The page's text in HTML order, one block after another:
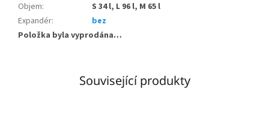
Související produkty
Objem:
S 34 l, L 96 l, M 65 l
Expandér:
bez
Položka byla vyprodána…